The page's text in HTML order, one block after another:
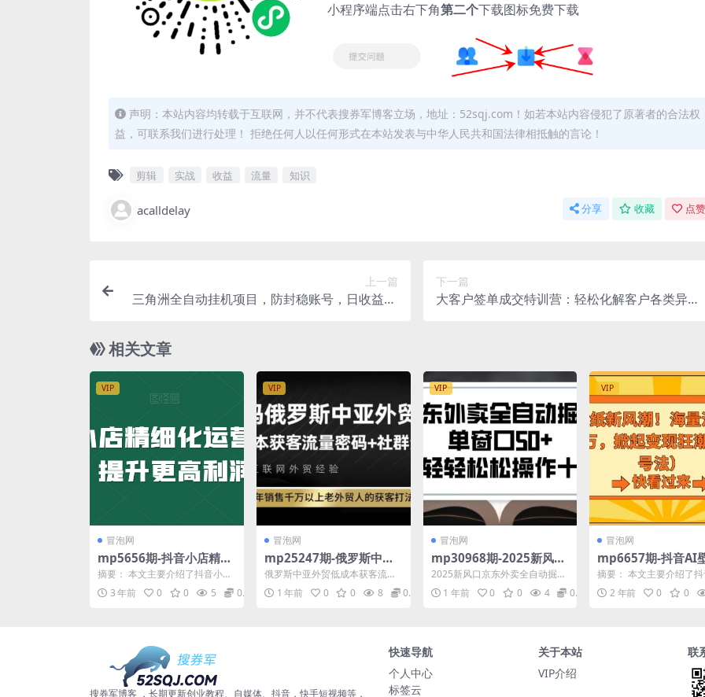
小程序端点击右下角第二个下载图标免费下载
声明：本站内容均转载于互联网，并不代表搜券军博客立场，地址：52sqj.com！如若本站内容侵犯了原著者的合法权
益，可联系我们进行处理！ 拒绝任何人以任何形式在本站发表与中华人民共和国法律相抵触的言论！
剪辑 实战 收益 流量 知识
acalldelay 分享 收藏 点
上一篇
三角洲全自动挂机项目，防封稳账号，日收益30
下一篇
大客户签单成交特训营：轻松化解客户各类异
相关文章
VIP
冒泡网
mp5656期-抖音小店精细
化运营陪跑，提升更高利
润
摘要： 本文主要介绍了抖音小店
的精细化运营陪跑，旨在提升商
家的利润。课程内容涵盖...
3 年前 0 0 5 0.99
VIP
冒泡网
mp25247期-俄罗斯中亚
外贸低成本获客流，告诉
你年销售千万以上老外贸
人的获客打法
俄罗斯中亚外贸低成本获客流，
告诉你年销售千万以上老外贸人
的获客打法 课程介绍： ...
1 年前 0 0 8 0.99
VIP
冒泡网
mp30968期-2025新风口
京东外卖全自动掘金，单
窗口50+，一个人轻轻松
松操作十台设备
2025新风口京东外卖全自动掘
金，单窗口50+，一个人轻轻松
松操作十台设备【揭秘...
1 年前 0 0 4 0.99
VIP
冒泡网
mp6657期-抖音AI
风潮！海量流量助力
松月入2万，掀起变
摘要： 本文主要介绍了抖
纸的新风潮。抖音正在大
AI壁纸项目，其流量...
2 年前 0 0
搜券军博客 ，长期更新创业教程、自媒体、抖音，快手短视频等，
快速导航
个人中心
标签云
关于本站
VIP介绍
联